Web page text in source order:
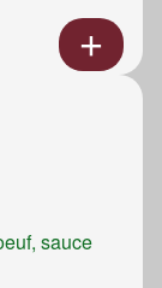
sauce